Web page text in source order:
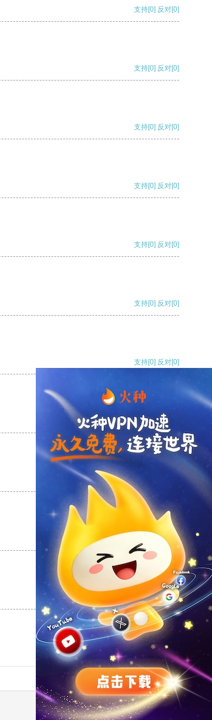
支持[0] 反对[0]
支持[0] 反对[0]
支持[0] 反对[0]
支持[0] 反对[0]
支持[0] 反对[0]
支持[0] 反对[0]
支持[0] 反对[0]
支持[0] 反对
支持
反对 [0]
支持[0] 反对[0]
推荐